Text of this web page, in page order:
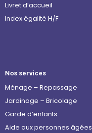
Livret d’accueil
Index égalité H/F
Nos services
Ménage – Repassage
Jardinage – Bricolage
Garde d’enfants
Aide aux personnes âgées